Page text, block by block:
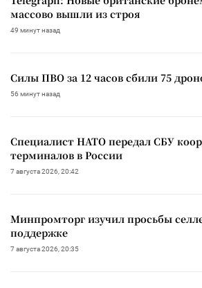
массово вышли из строя
49 минут назад
Силы ПВО за 12 часов сбили 75
56 минут назад
Специалист НАТО передал СБУ
терминалов в России
7 августа 2026, 20:42
Минпромторг изучил просьбы
поддержке
7 августа 2026, 20:35